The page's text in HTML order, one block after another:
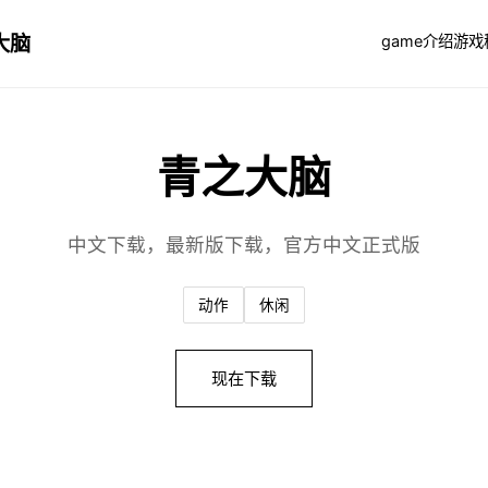
脑 game介绍游戏
青之大脑
中文下载，最新版下载，官方中文正式版
动作 休闲
现在下载